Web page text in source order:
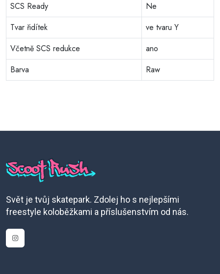
SCS Ready
Ne
Tvar řidítek
ve tvaru Y
Včetně SCS redukce
ano
Barva
Raw
Svět je tvůj skatepark. Zdolej ho s nejlepšími
freestyle koloběžkami a příslušenstvím od nás.